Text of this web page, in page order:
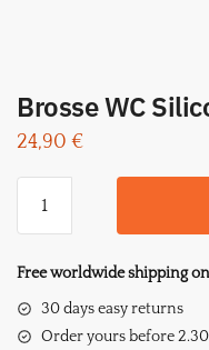
Brosse WC
24,90 €
WC
Ergonomique
Free worldwide shipping
30 days easy returns
Order yours before